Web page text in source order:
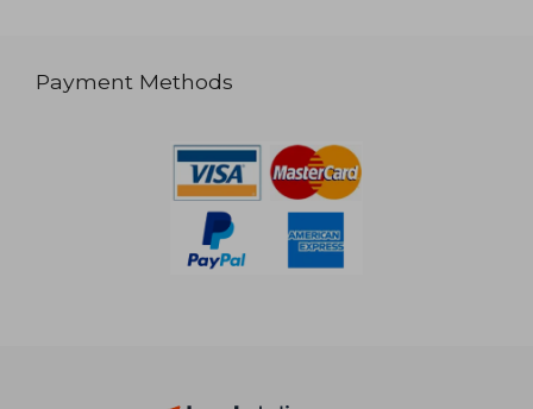
Payment Methods